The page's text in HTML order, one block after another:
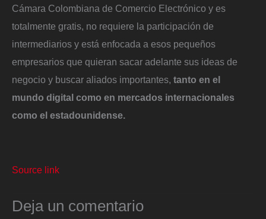
Cámara Colombiana de Comercio Electrónico y es
totalmente gratis, no requiere la participación de
intermediarios y está enfocada a esos pequeños
empresarios que quieran sacar adelante sus ideas de
negocio y buscar aliados importantes, tanto en el
mundo digital como en mercados internacionales
como el estadounidense.
Source link
Deja un comentario